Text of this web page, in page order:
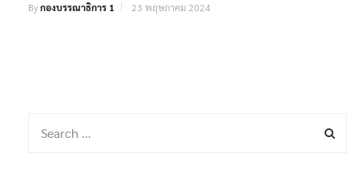
Byกองบรรณาธิการ 1 23 พฤษภาคม 2024